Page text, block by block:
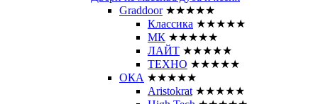
Graddoor ★★★★★
Классика ★★★★★
МК ★★★★★
ЛАЙТ ★★★★★
ТЕХНО ★★★★★
ОКА ★★★★★
Aristokrat ★★★★★